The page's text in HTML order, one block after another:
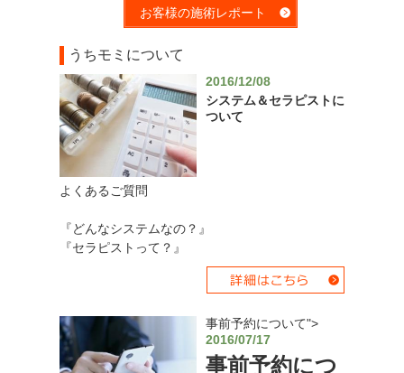
お客様の施術レポート
うちモミについて
2016/12/08
システム＆セラピストに
ついて
よくあるご質問
『どんなシステムなの？』
『セラピストって？』
事前予約について">
2016/07/17
事前予約につ